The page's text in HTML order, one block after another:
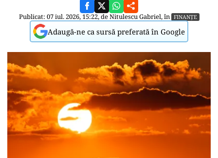
Publicat: 07 iul. 2026, 15:22, deNitulescu Gabriel, în FINANȚE
Adaugă-ne ca sursă preferată în Google